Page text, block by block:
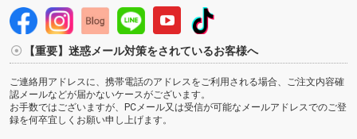
【重要】迷惑メール対策をされているお客様へ
ご連絡用アドレスに、携帯電話のアドレスをご利用される場合、ご注文内容確
認メールなどが届かないケースがございます。
お手数ではございますが、PCメール又は受信が可能なメールアドレスでのご登
録を何卒宜しくお願い申し上げます。